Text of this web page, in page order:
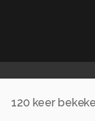
120 keer